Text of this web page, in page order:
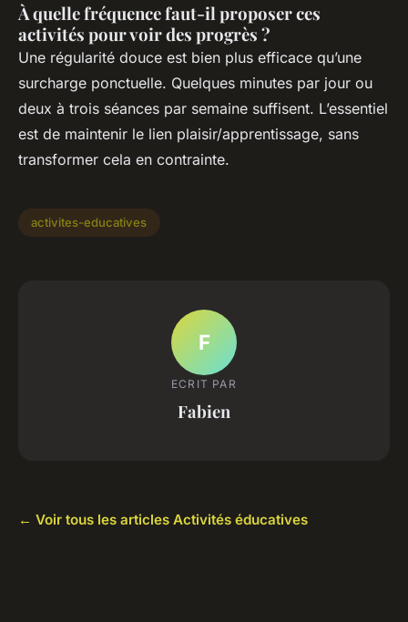
À quelle fréquence faut-il proposer ces
activités pour voir des progrès ?
Une régularité douce est bien plus efficace qu’une
surcharge ponctuelle. Quelques minutes par jour ou
deux à trois séances par semaine suffisent. L’essentiel
est de maintenir le lien plaisir/apprentissage, sans
transformer cela en contrainte.
activites-educatives
F
ECRIT PAR
Fabien
← Voir tous les articles Activités éducatives